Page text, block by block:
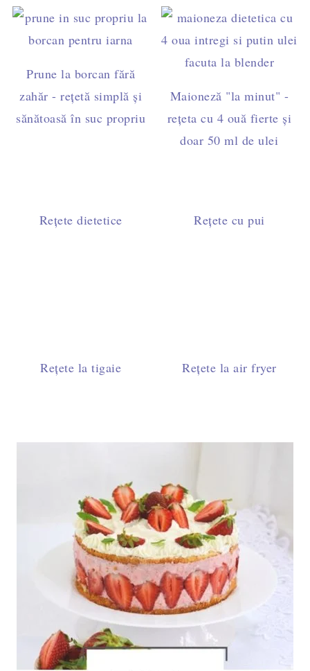
Prune la borcan fără
zahăr - rețetă simplă și
sănătoasă în suc propriu
Maioneză "la minut" -
rețeta cu 4 ouă fierte și
doar 50 ml de ulei
Rețete dietetice Rețete cu pui
Rețete la tigaie Rețete la air fryer